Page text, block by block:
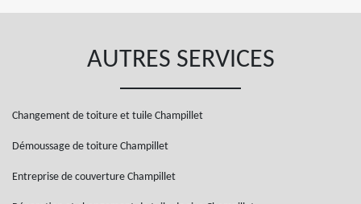
AUTRES SERVICES
Changement de toiture et tuile Champillet
Démoussage de toiture Champillet
Entreprise de couverture Champillet